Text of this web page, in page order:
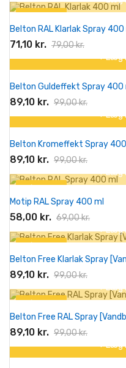
På tilbud!
-10%
Belton RAL Klarlak Spray 400
71,10 kr. 79,00 kr.
På tilbud!
-10%
+ Læg
Belton Guldeffekt Spray 400
89,10 kr. 99,00 kr.
På tilbud!
-10%
+ Læg
Belton Kromeffekt Spray 400
89,10 kr. 99,00 kr.
På tilbud!
-11,00 kr.
+ Læg
Motip RAL Spray 400 ml
58,00 kr. 69,00 kr.
På tilbud!
-10%
+ Læg
Belton Free Klarlak Spray
89,10 kr. 99,00 kr.
På tilbud!
-10%
+ Læg
Belton Free RAL Spray
89,10 kr. 99,00 kr.
På tilbud!
+ Læg